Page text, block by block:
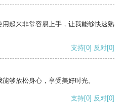
起来非常容易上手，让我能够快速熟
支持[0] 反对[0]
够放松身心，享受美好时光。
支持[0] 反对[0]